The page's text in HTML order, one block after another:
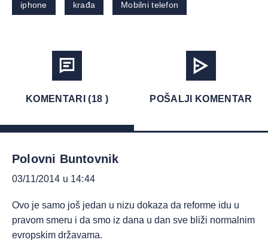
iphone krađa Mobilni telefon
KOMENTARI (18 ) POŠALJI KOMENTAR
Polovni Buntovnik
03/11/2014 u 14:44
Ovo je samo još jedan u nizu dokaza da reforme idu u
pravom smeru i da smo iz dana u dan sve bliži normalnim
evropskim državama.